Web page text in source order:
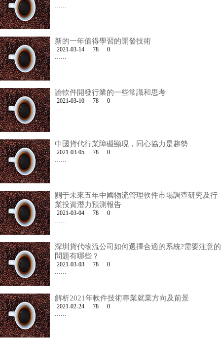
……
新的一年值得學習的開發技術
2021-03-14 78
0
……
論軟件開發行業的一些常識和思考
2021-03-10 78
0
……
中國貨代行業障礙顯現，同心協力是趨勢
2021-03-05 78
0
……
關于未來五年中國物流管理軟件市場調查研究及行
業投資潛力預測報告
2021-03-04 78
0
……
深圳貨代物流公司如何選擇合適的系統?需要注意的
問題有哪些？
2021-03-03 78
0
……
解析2021年軟件技術專業就業方向及前景
2021-02-24 78
0
……